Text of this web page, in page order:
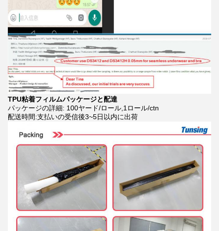
TPU粘着フィルムパッケージと配達
パッケージの詳細: 100ヤード/ロール,1ロール/ctn
配送時間:支払いの受信後3~5日以内に出荷